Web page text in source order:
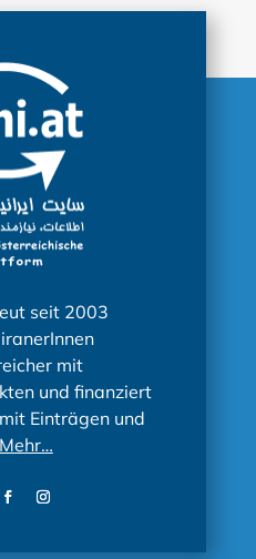
seit 2003
mit
und finanziert
Einträgen und
Mehr…